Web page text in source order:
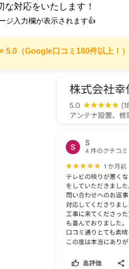
対応をいたします！
ジ入力欄が表示されます👍
5.0（Google口コミ180件以上！）